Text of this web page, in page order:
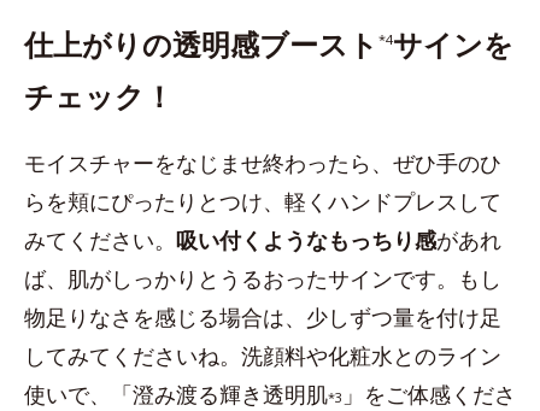
仕上がりの透明感ブースト *4サインを
チェック！
モイスチャーをなじませ終わったら、ぜひ手のひ
らを頬にぴったりとつけ、軽くハンドプレスして
みてください。 吸い付くようなもっちり感があれ
ば、肌がしっかりとうるおったサインです。もし
物足りなさを感じる場合は、少しずつ量を付け足
してみてくださいね。洗顔料や化粧水とのライン
使いで、「澄み渡る輝き透明肌*3 」をご体感くださ